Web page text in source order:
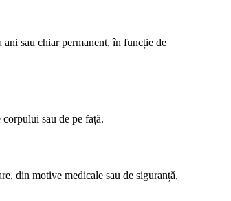
sau chiar permanent, în funcție de
sau de pe față.
din motive medicale sau de siguranță,